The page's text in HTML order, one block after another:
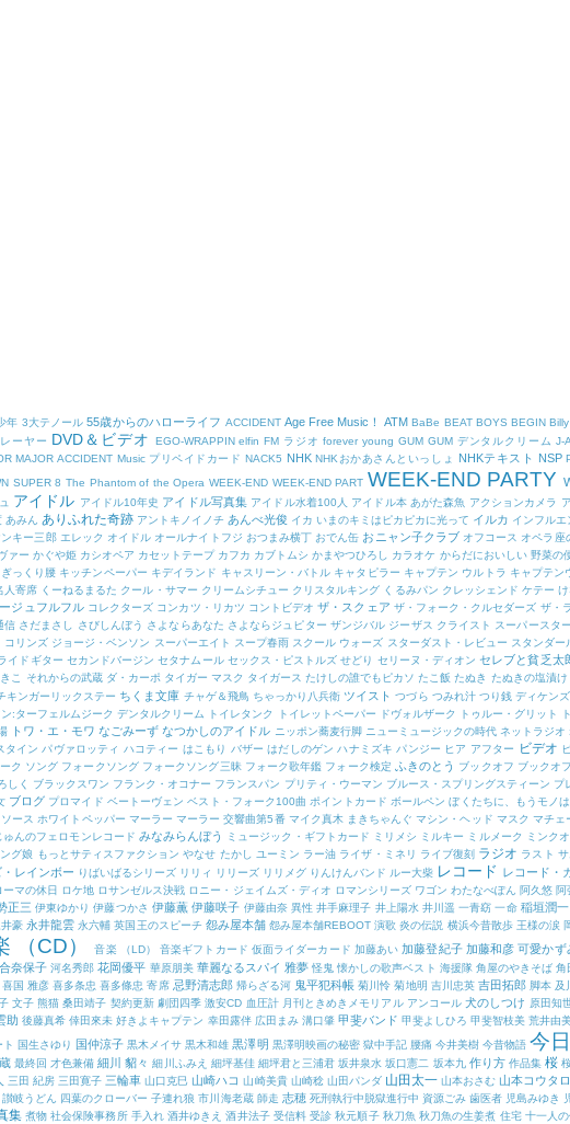
年 3大テノール 55歳からのハローライフ ACCIDENT Age Free Music！ ATM BaBe BEAT BOYS BEGIN
ーヤー DVD＆ビデオ EGO-WRAPPIN elfin FM ラジオ forever young GUM GUM デンタルクリーム J-
MAJOR ACCIDENT Music プリペイドカード NACK5 NHK NHKおかあさんといっしょ NHKテキスト NSP
SUPER 8 The Phantom of the Opera WEEK-END WEEK-END PART WEEK-END PARTY
アイドル アイドル10年史 アイドル写真集 アイドル水着100人 アイドル本 あがた森魚 アクションカメラ
あみん ありふれた奇跡 アントキノイノチ あんべ光俊 イカ いまのキミはピカピカに光って イルカ インフルエ
キー三郎 エレック オイドル オールナイトフジ おつまみ横丁 おでん缶 おニャン子クラブ オフコース オペラ座
ァー かぐや姫 カシオペア カセットテープ カフカ カブトムシ かまやつひろし カラオケ からだにおいしい 野菜の
ぎっくり腰 キッチンペーパー キデイランド キャスリーン・バトル キャタピラー キャプテン ウルトラ キャプテン
人寄席 くーねるまるた クール・サマー クリームシチュー クリスタルキング くるみパン クレッシェンド ケテー
ジュフルフル コレクターズ コンカツ・リカツ コントビデオ ザ・スクェア ザ・フォーク・クルセダーズ ザ・
信 さだまさし さびしんぼう さよならあなた さよならジュピター ザンジバル ジーザス クライスト スーパースター
コリンズ ジョージ・ベンソン スーパーエイト スープ春雨 スクール ウォーズ スターダスト・レビュー スタンダー
イドギター セカンドバージン セタナムール セックス・ピストルズ せどり セリーヌ・ディオン セレブと貧乏太
こ
それからの武蔵 ダ・カーポ タイガー マスク タイガース たけしの誰でもピカソ たこ飯 たぬき たぬきの塩漬け
キンガーリックステー ちくま文庫 チャゲ＆飛鳥 ちゃっかり八兵衛 ツイスト つづら つみれ汁 つり銭 ディケンズ
:ターフェルムジーク デンタルクリーム トイレタンク トイレットペーパー ドヴォルザーク トゥルー・グリット
トワ・エ・モワ なごみーず なつかしのアイドル ニッポン蕎麦行脚 ニューミュージックの時代 ネットラジオ
タイン パヴァロッティ ハコティー はこもり バザー はだしのゲン ハナミズキ パンジー ヒア アフター ビデオ
ク ソング フォークソング フォークソング三昧 フォーク歌年鑑 フォーク検定 ふきのとう ブックオフ ブックオ
しく ブラックスワン フランク・オコナー フランスパン プリティ・ウーマン ブルース・スプリングスティーン プ
ブログ プロマイド ベートーヴェン ベスト・フォーク100曲 ポイントカード ボールペン ぼくたちに、もうモノは
ース ホワイトペッパー マーラー マーラー 交響曲第5番 マイク真木 まきちゃんぐ マシン・ヘッド マスク マチェ
ゅんのフェロモンレコード みなみらんぼう ミュージック・ギフトカード ミリメシ ミルキー ミルメーク ミンク
グ娘 もっとサティスファクション やなせ たかし ユーミン ラー油 ライザ・ミネリ ライブ復刻 ラジオ ラスト サ
レインボー りばいばるシリーズ リリィ リリーズ リリメグ りんけんバンド ルー大柴 レコード レコード・
ーマの休日
ロケ地 ロサンゼルス決戦 ロニー・ジェイムズ・ディオ ロマンシリーズ ワゴン わたなべぽん 阿久悠 阿
正三 伊東ゆかり 伊藤つかさ 伊藤薫 伊藤咲子 伊藤由奈 異性 井手麻理子 井上陽水 井川遥 一青窈 一命 稲垣潤一
豪 永井龍雲 永六輔 英国王のスピーチ 怨み屋本舗 怨み屋本舗REBOOT 演歌 炎の伝説 横浜今昔散歩 王様の涙
（CD） 音楽 （LD） 音楽ギフトカード 仮面ライダーカード 加藤あい 加藤登紀子 加藤和彦 可愛かず
奈保子 河名秀郎 花岡優平 華原朋美 華麗なるスパイ 雅夢 怪鬼 懐かしの歌声ベスト 海援隊 角屋のやきそば 角
喜国 雅彦 喜多条忠 喜多條忠 寄席 忌野清志郎 帰らざる河 鬼平犯科帳 菊川怜 菊地明 吉川忠英 吉田拓郎 脚本 及
文子 熊猫 桑田靖子 契約更新 劇団四季 激安CD 血圧計 月刊ときめきメモリアル アンコール 犬のしつけ 原田知
助 後藤真希 倖田來未 好きよキャプテン 幸田露伴 広田まみ 溝口肇 甲斐バンド 甲斐よしひろ 甲斐智枝美 荒井由
国生さゆり 国仲涼子 黒木メイサ 黒木和雄 黒澤明 黒澤明映画の秘密 獄中手記 腰痛 今井美樹 今昔物語 今
最終回 才色兼備 細川 貂々 細川ふみえ 細坪基佳 細坪君と三浦君 坂井泉水 坂口憲二 坂本九 作り方 作品集 桜
三田 紀房 三田寛子 三輪車 山口克巳 山崎ハコ 山崎美貴 山崎稔 山田パンダ 山田太一 山本おさむ 山本コウタ
讃岐うどん 四葉のクローバー 子連れ狼 市川海老蔵 師走 志穂 死刑執行中脱獄進行中 資源ごみ 歯医者 児島みゆき
集 煮物 社会保険事務所 手入れ 酒井ゆきえ 酒井法子 受信料 受診 秋元順子 秋刀魚 秋刀魚の生姜煮 住宅 十一人